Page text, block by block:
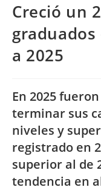
Creció un
graduados
a 2025
En 2025
terminar sus
niveles y
registrado en
superior al de
tendencia en